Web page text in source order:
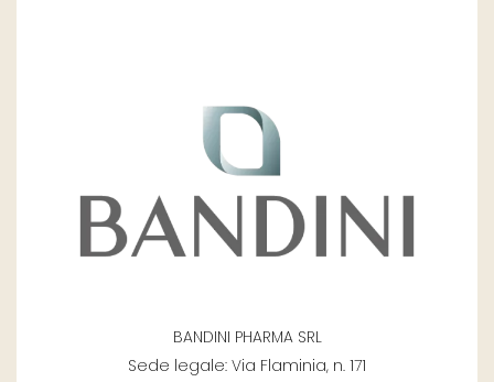
BANDINI PHARMA SRL
Sede legale: Via Flaminia, n. 171